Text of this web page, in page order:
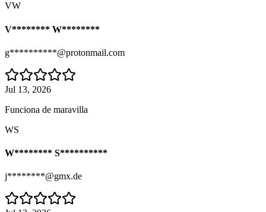
VW
V******** W********
g**********@protonmail.com
Jul 13, 2026
Funciona de maravilla
WS
W******** S**********
j********@gmx.de